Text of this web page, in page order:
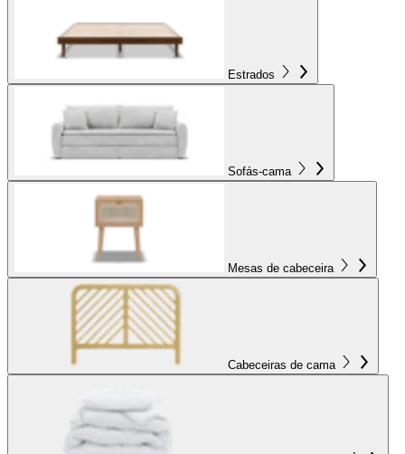
Estrados
Sofás-cama
Mesas de cabeceira
Cabeceiras de cama